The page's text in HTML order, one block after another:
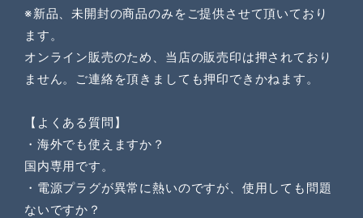
※新品、未開封の商品のみをご提供させて頂いており
ます。
オンライン販売のため、当店の販売印は押されており
ません。ご連絡を頂きましても押印できかねます。
【よくある質問】
・海外でも使えますか？
国内専用です。
・電源プラグが異常に熱いのですが、使用しても問題
ないですか？